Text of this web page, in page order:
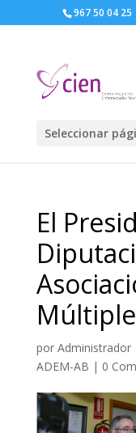
967 50 04 25
Seleccionar
El
por Administrador
ADEM-AB | 0